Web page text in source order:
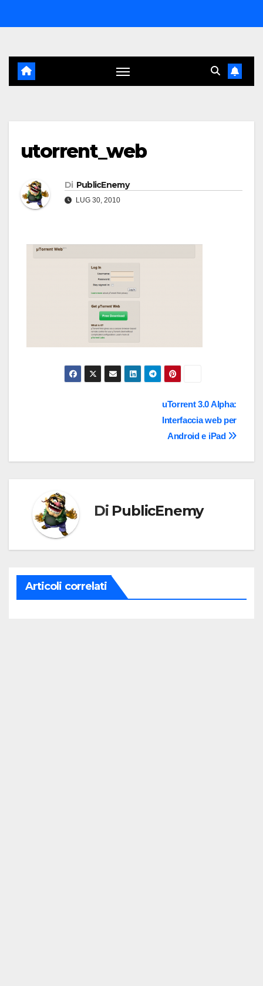
al
utorrent_web
Di PublicEnemy
LUG 30, 2010
uTorrent 3.0 Alpha:
Interfaccia web per
Android e iPad
Di PublicEnemy
Articoli correlati